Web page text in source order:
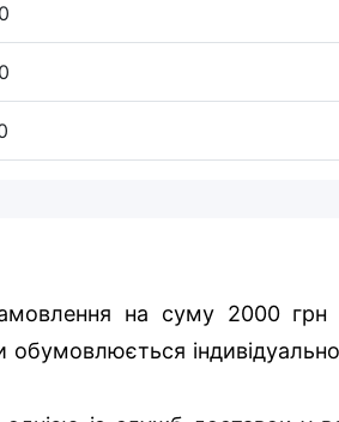
на суму 2000 грн
обумовлюється